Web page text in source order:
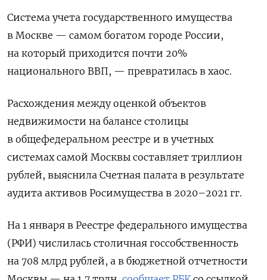
Система учета государственного имущества
в Москве — самом богатом городе России,
на который приходится почти 20%
национального ВВП, — превратилась в хаос.
Расхождения между оценкой объектов
недвижимости на балансе столицы
в общефедеральном реестре и в учетных
системах самой Москвы составляет триллион
рублей, выяснила Счетная палата в результате
аудита активов Росимущества в 2020–2021 гг.
На 1 января в Реестре федерального имущества
(РФИ) числилась столичная госсобственность
на 708 млрд рублей, а в бюджетной отчетности